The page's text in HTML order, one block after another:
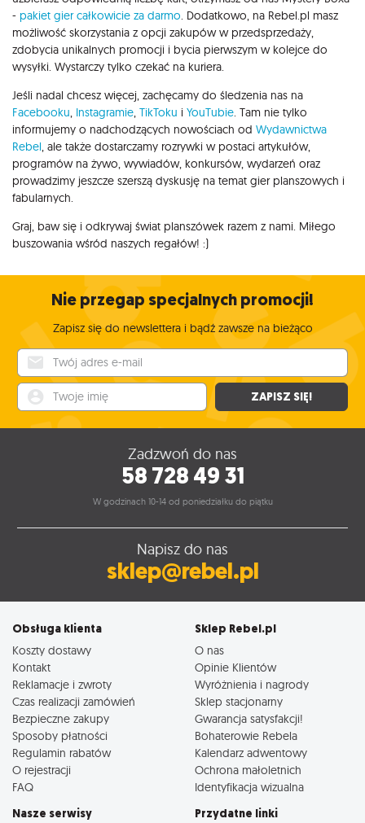
- pakiet gier całkowicie za darmo . Dodatkowo, na Rebel.pl masz
możliwość skorzystania z opcji zakupów w przedsprzedaży,
zdobycia unikalnych promocji i bycia pierwszym w kolejce do
wysyłki. Wystarczy tylko czekać na kuriera.
Jeśli nadal chcesz więcej, zachęcamy do śledzenia nas na
Facebooku Instagramie TikToku i YouTubie . Tam nie tylko
informujemy o nadchodzących nowościach od Wydawnictwa
Rebel , ale także dostarczamy rozrywki w postaci artykułów,
programów na żywo, wywiadów, konkursów, wydarzeń oraz
prowadzimy jeszcze szerszą dyskusję na temat gier planszowych i
fabularnych.
Graj, baw się i odkrywaj świat planszówek razem z nami. Miłego
buszowania wśród naszych regałów! :)
Nie przegap specjalnych promocji!
Zapisz się do newslettera i bądź zawsze na bieżąco
ZAPISZ SIĘ!
Zadzwoń do nas
58 728 49 31
W godzinach 10-14 od poniedziałku do piątku
Napisz do nas
sklep@rebel.pl
Obsługa klienta
Koszty dostawy
Kontakt
Reklamacje i zwroty
Czas realizacji zamówień
Bezpieczne zakupy
Sposoby płatności
Regulamin rabatów
O rejestracji
FAQ
Sklep Rebel.pl
O nas
Opinie Klientów
Wyróżnienia i nagrody
Sklep stacjonarny
Gwarancja satysfakcji!
Bohaterowie Rebela
Kalendarz adwentowy
Ochrona małoletnich
Identyfikacja wizualna
Nasze serwisy Przydatne linki